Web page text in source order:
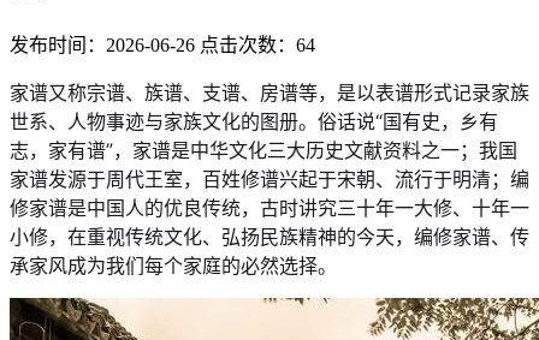
发布时间：2026-06-26 点击次数：64
家谱又称宗谱、族谱、支谱、房谱等，是以表谱形式记录家族
世系、人物事迹与家族文化的图册。俗话说“国有史，乡有
志，家有谱”，家谱是中华文化三大历史文献资料之一；我国
家谱发源于周代王室，百姓修谱兴起于宋朝、流行于明清；编
修家谱是中国人的优良传统，古时讲究三十年一大修、十年一
小修，在重视传统文化、弘扬民族精神的今天，编修家谱、传
承家风成为我们每个家庭的必然选择。